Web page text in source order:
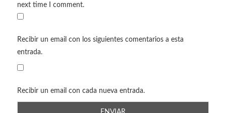
next time I comment.
Recibir un email con los siguientes comentarios a esta
entrada.
Recibir un email con cada nueva entrada.